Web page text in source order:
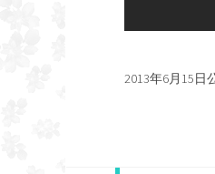
2013年6月15日